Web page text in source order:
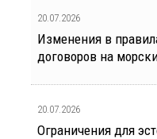
20.07.2026
Изменения в
договоров на
20.07.2026
Ограничения для